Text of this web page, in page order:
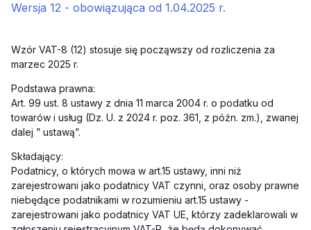
Wersja 12 - obowiązująca od 1.04.2025 r.
Wzór VAT-8 (12) stosuje się począwszy od rozliczenia za
marzec 2025 r.
Podstawa prawna:
Art. 99 ust. 8 ustawy z dnia 11 marca 2004 r. o podatku od
towarów i usług (Dz. U. z 2024 r. poz. 361, z późn. zm.), zwanej
dalej ” ustawą”.
Składający:
Podatnicy, o których mowa w art.15 ustawy, inni niż
zarejestrowani jako podatnicy VAT czynni, oraz osoby prawne
niebędące podatnikami w rozumieniu art.15 ustawy -
zarejestrowani jako podatnicy VAT UE, którzy zadeklarowali w